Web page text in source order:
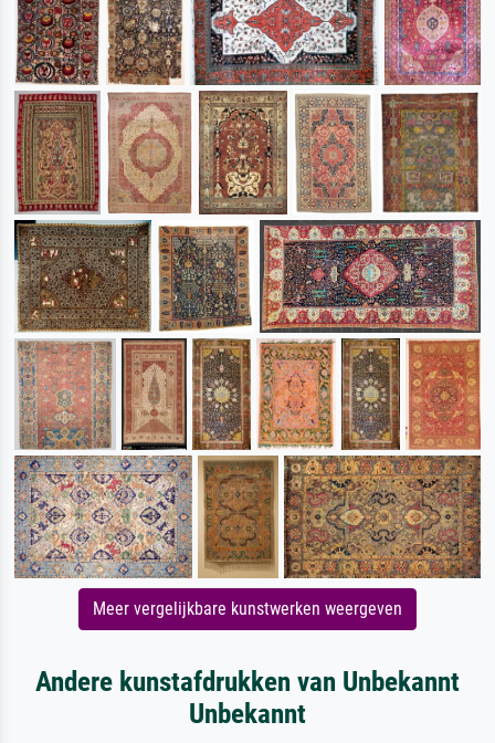
Meer vergelijkbare kunstwerken weergeven
Andere kunstafdrukken van Unbekannt
Unbekannt